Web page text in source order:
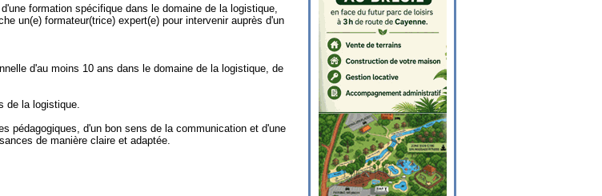
formation spécifique dans le domaine de la logistique,
un(e) formateur(trice) expert(e) pour intervenir auprès d'un
d'au moins 10 ans dans le domaine de la logistique, de
de la logistique.
pédagogiques, d'un bon sens de la communication et d'une
de manière claire et adaptée.